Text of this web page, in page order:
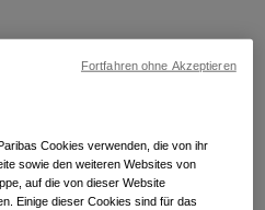
Cookies verwenden, die von ihr
sowie den weiteren Websites von
auf die von dieser Website
Einige dieser Cookies sind für das
Fortfahren ohne Akzeptieren